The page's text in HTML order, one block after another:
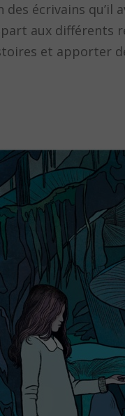
écrivains
aux différents
et apporter